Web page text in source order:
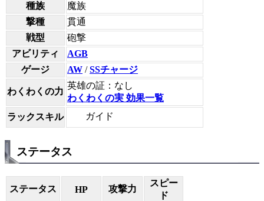
種族
魔族
撃種
貫通
戦型
砲撃
アビリティ
AGB
ゲージ
AW /SSチャージ
わくわくの力
英雄の証：なし
わくわくの実 効果一覧
ラックスキル
ガイド
ステータス
ステータス HP 攻撃力
スピー
ド